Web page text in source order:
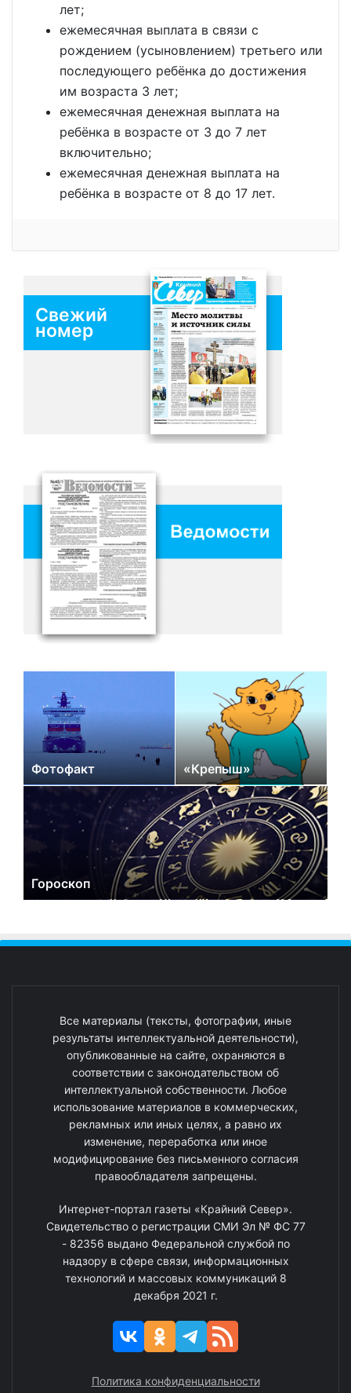
лет;
ежемесячная выплата в связи с
рождением (усыновлением) третьего или
последующего ребёнка до достижения
им возраста 3 лет;
ежемесячная денежная выплата на
ребёнка в возрасте от 3 до 7 лет
включительно;
ежемесячная денежная выплата на
ребёнка в возрасте от 8 до 17 лет.
Свежий
номер
Фотофакт «Крепыш»
Гороскоп
Все материалы (тексты, фотографии, иные
результаты интеллектуальной деятельности),
опубликованные на сайте, охраняются в
соответствии с законодательством об
интеллектуальной собственности. Любое
использование материалов в коммерческих,
рекламных или иных целях, а равно их
изменение, переработка или иное
модифицирование без письменного согласия
правообладателя запрещены.
Интернет-портал газеты «Крайний Север».
Свидетельство о регистрации СМИ Эл № ФС 77
- 82356 выдано Федеральной службой по
надзору в сфере связи, информационных
технологий и массовых коммуникаций 8
декабря 2021 г.
Политика конфиденциальности